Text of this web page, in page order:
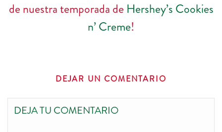
de nuestra temporada de Hershey’s Cookies
n’ Creme!
DEJAR UN COMENTARIO